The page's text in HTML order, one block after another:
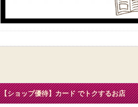
【ショップ優待】カード でトクするお店